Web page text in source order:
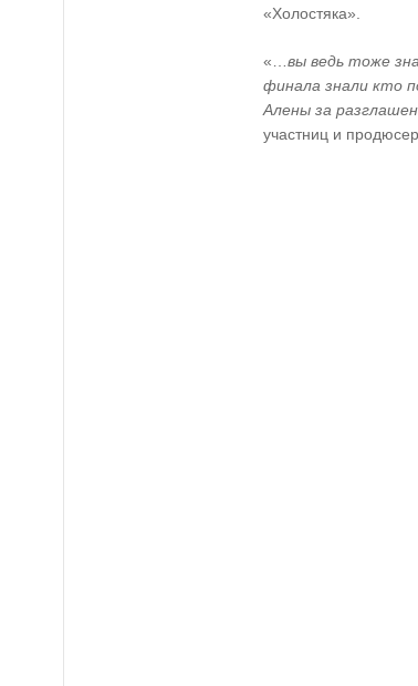
«Холостяка».
«… вы ведь тоже
финала знали кто
Алены за
участниц и